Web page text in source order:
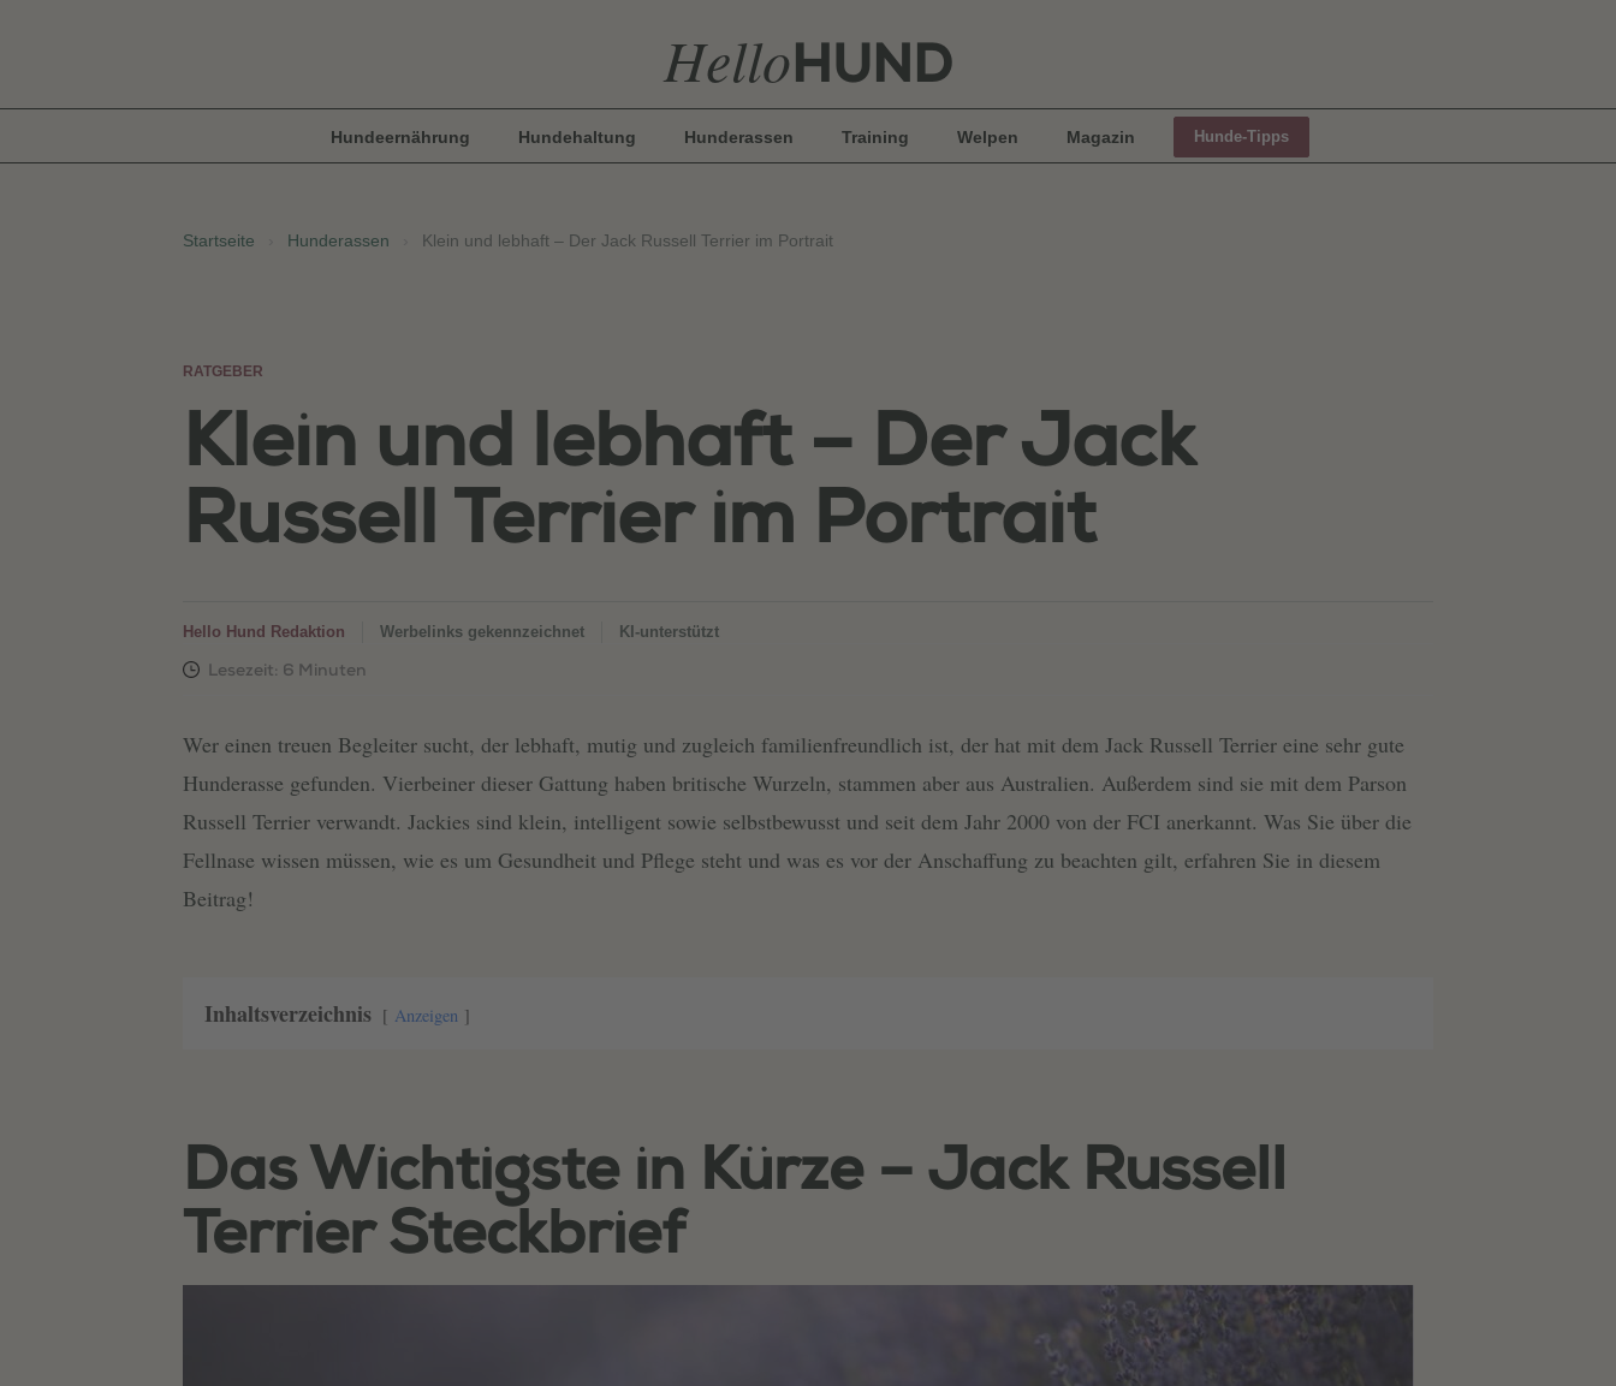
HelloHUND
Hundeernährung Hundehaltung Hunderassen Training Welpen Magazin Hunde-Tipps
Startseite Hunderassen Klein und lebhaft – Der Jack Russell Terrier im Portrait
RATGEBER
Klein und lebhaft – Der Jack
Russell Terrier im Portrait
Hello Hund Redaktion Werbelinks gekennzeichnet KI-unterstützt
Wer einen treuen Begleiter sucht, der lebhaft, mutig und zugleich familienfreundlich ist, der hat mit dem Jack Russell Terrier eine sehr gute
Hunderasse gefunden. Vierbeiner dieser Gattung haben britische Wurzeln, stammen aber aus Australien. Außerdem sind sie mit dem Parson
Russell Terrier verwandt. Jackies sind klein, intelligent sowie selbstbewusst und seit dem Jahr 2000 von der FCI anerkannt. Was Sie über die
Fellnase wissen müssen, wie es um Gesundheit und Pflege steht und was es vor der Anschaffung zu beachten gilt, erfahren Sie in diesem
Beitrag!
Inhaltsverzeichnis Anzeigen
Das Wichtigste in Kürze – Jack Russell
Terrier Steckbrief